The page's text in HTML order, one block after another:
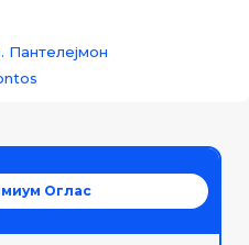
Пантелејмон
Оглас